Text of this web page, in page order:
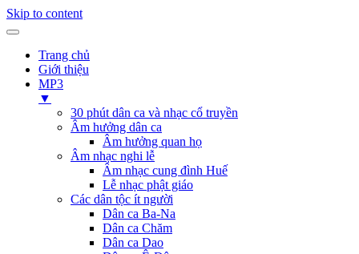
Skip to content
Trang chủ
Giới thiệu
MP3
▼
30 phút dân ca và nhạc cổ truyền
Âm hưởng dân ca
Âm hưởng quan họ
Âm nhạc nghi lễ
Âm nhạc cung đình Huế
Lễ nhạc phật giáo
Các dân tộc ít người
Dân ca Ba-Na
Dân ca Chăm
Dân ca Dao